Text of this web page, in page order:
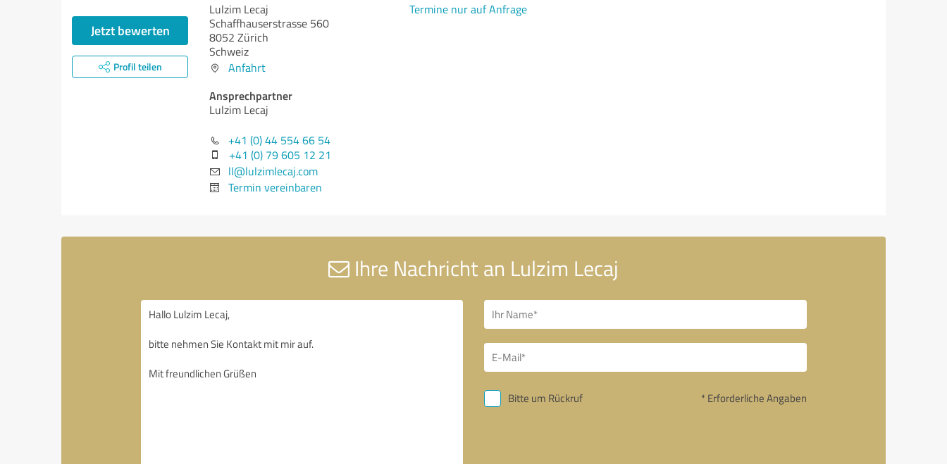
Jetzt bewerten
Profil teilen
Lulzim Lecaj
Schaffhauserstrasse 560
8052 Zürich
Schweiz
Anfahrt
Ansprechpartner
Lulzim Lecaj
+41 (0) 44 554 66 54
+41 (0) 79 605 12 21
ll@lulzimlecaj.com
Termin vereinbaren
Termine nur auf Anfrage
Ihre Nachricht an Lulzim Lecaj
Bitte um Rückruf * Erforderliche Angaben